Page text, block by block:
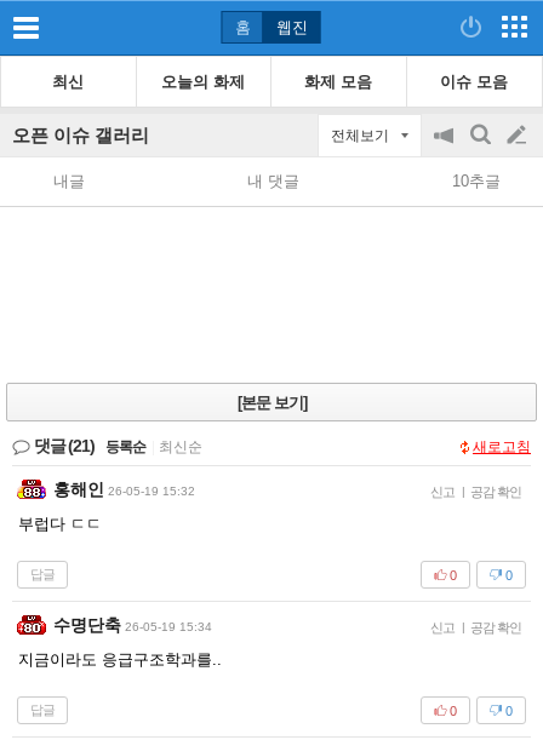
홈 웹진
최신 오늘의 화제 화제 모음 이슈 모음
오픈 이슈 갤러리 전체보기
공
지
on/off
검
색
글
쓰
내글 내 댓글 10추글
[본문 보기]
댓글(21) 등록순 최신순 새로고침
홍해인 26-05-19 15:32 신고 | 공감 확인
부럽다 ㄷㄷ
답글 0
0
수명단축 26-05-19 15:34 신고 | 공감 확인
지금이라도 응급구조학과를..
답글 0
0